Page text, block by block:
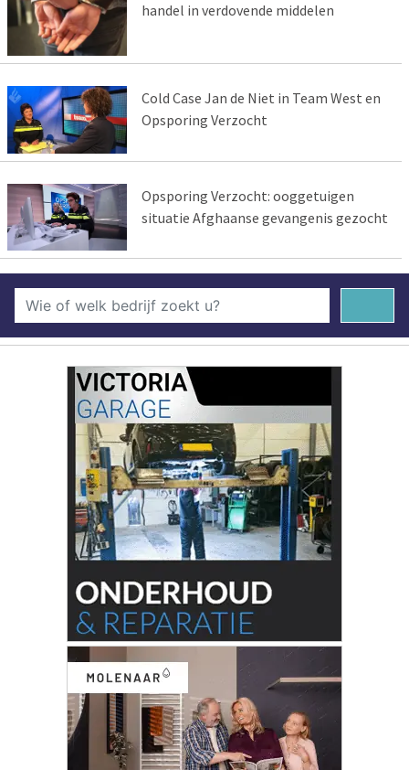
handel in verdovende middelen
Cold Case Jan de Niet in Team West en
Opsporing Verzocht
Opsporing Verzocht: ooggetuigen
situatie Afghaanse gevangenis gezocht